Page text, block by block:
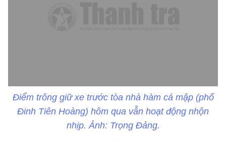
Điểm trông giữ xe trước tòa nhà hàm cá mập (phố
Đinh Tiên Hoàng) hôm qua vẫn hoạt động nhộn
nhịp. Ảnh: Trọng Đảng.